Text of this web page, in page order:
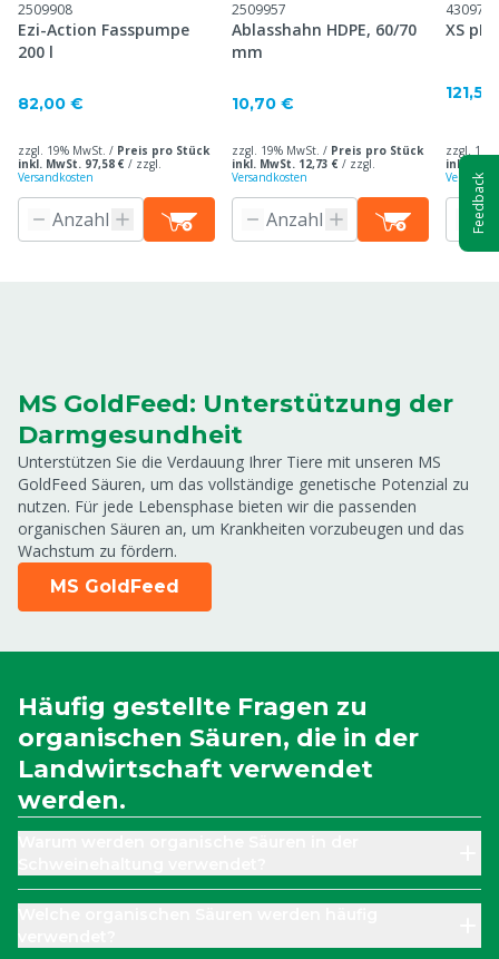
2509908
Ezi-Action Fasspumpe
200 l
82,00 €
zzgl. 19% MwSt. / Preis pro Stück
inkl. MwSt. 97,58 € / zzgl.
Versandkosten
2509957
Ablasshahn HDPE, 60/70
mm
10,70 €
zzgl. 19% MwSt. / Preis pro Stück
inkl. MwSt. 12,73 € / zzgl.
Versandkosten
4309777
XS
zzgl.
inkl.
MS GoldFeed: Unterstützung der
Darmgesundheit
Unterstützen Sie die Verdauung Ihrer Tiere mit unseren MS
GoldFeed Säuren, um das vollständige genetische Potenzial zu
nutzen. Für jede Lebensphase bieten wir die passenden
organischen Säuren an, um Krankheiten vorzubeugen und das
Wachstum zu fördern.
MS GoldFeed
Häufig gestellte Fragen zu
organischen Säuren, die in der
Landwirtschaft verwendet
werden.
Feedback